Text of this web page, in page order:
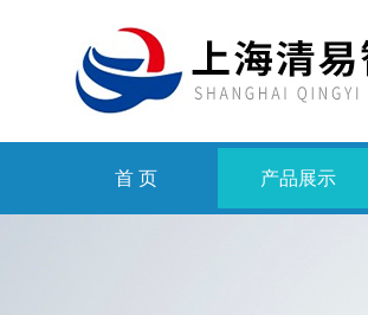
首 页 产品展示